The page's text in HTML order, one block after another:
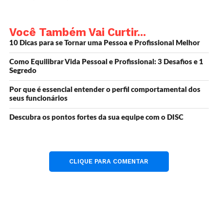
Como você se liberta de padrões negativos?
Essas dicas podem ajudar:
1. Reconheça seus maus
hábitos.
O primeiro passo a tomar é identificar seus padrões
O que eu não gosto em mim?
Você Também Vai Curtir...
10 Dicas para se Tornar uma Pessoa e Profissional Melhor
Como Equilibrar Vida Pessoal e Profissional: 3 Desafios e 1
Segredo
Por que é essencial entender o perfil comportamental dos
seus funcionários
Descubra os pontos fortes da sua equipe com o DISC
CLIQUE PARA COMENTAR